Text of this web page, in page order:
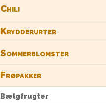
Chili
Krydderurter
Sommerblomster
Frøpakker
Bælgfrugter